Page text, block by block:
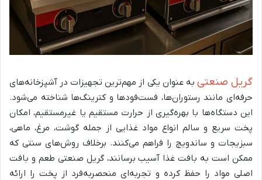
گریل صنعتی به عنوان یکی از مهم‌ترین تجهیزات در آشپزخانه‌های
حرفه‌ای مانند رستوران‌ها، فست‌فودها و کترینگ‌ها شناخته می‌شود.
این دستگاه‌ها با بهره‌گیری از حرارت مستقیم یا غیرمستقیم، امکان
پخت سریع و سالم انواع مواد غذایی از جمله گوشت، مرغ، ماهی،
سبزیجات و ساندویچ را فراهم می‌کنند. برخلاف روش‌های سنتی که
ممکن است به بافت غذا آسیب برسانند، گریل صنعتی طعم و بافت
اصلی مواد را حفظ کرده و تجربه‌ای منحصربه‌فرد از پخت را ارائه